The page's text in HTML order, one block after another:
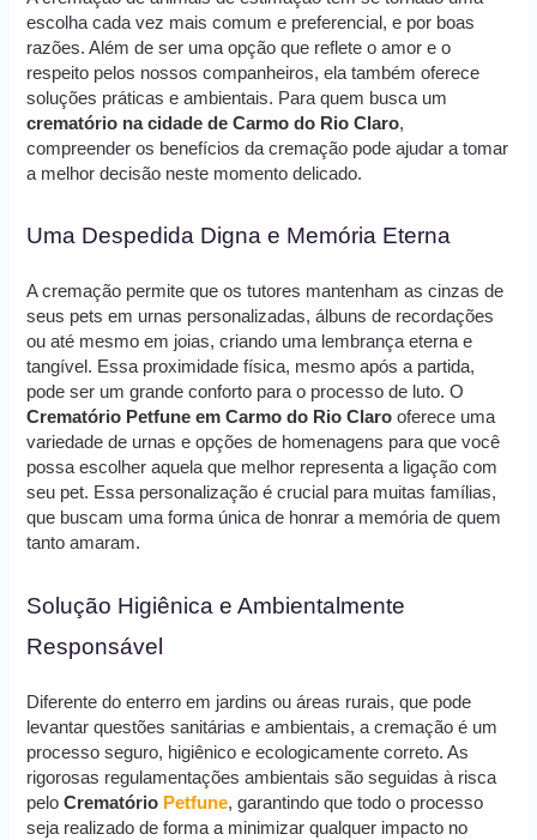
escolha cada vez mais comum e preferencial, e por boas
razões. Além de ser uma opção que reflete o amor e o
respeito pelos nossos companheiros, ela também oferece
soluções práticas e ambientais. Para quem busca um
crematório na cidade de Carmo do Rio Claro,
compreender os benefícios da cremação pode ajudar a tomar
a melhor decisão neste momento delicado.
Uma Despedida Digna e Memória Eterna
A cremação permite que os tutores mantenham as cinzas de
seus pets em urnas personalizadas, álbuns de recordações
ou até mesmo em joias, criando uma lembrança eterna e
tangível. Essa proximidade física, mesmo após a partida,
pode ser um grande conforto para o processo de luto. O
Crematório Petfune em Carmo do Rio Claro oferece uma
variedade de urnas e opções de homenagens para que você
possa escolher aquela que melhor representa a ligação com
seu pet. Essa personalização é crucial para muitas famílias,
que buscam uma forma única de honrar a memória de quem
tanto amaram.
Solução Higiênica e Ambientalmente
Responsável
Diferente do enterro em jardins ou áreas rurais, que pode
levantar questões sanitárias e ambientais, a cremação é um
processo seguro, higiênico e ecologicamente correto. As
rigorosas regulamentações ambientais são seguidas à risca
peloCrematório Petfune, garantindo que todo o processo
seja realizado de forma a minimizar qualquer impacto no